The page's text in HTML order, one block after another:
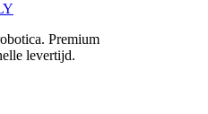
Premium
levertijd.